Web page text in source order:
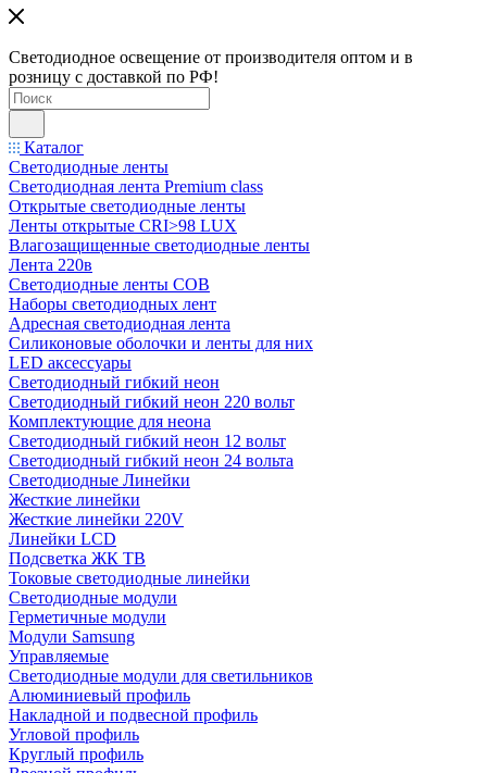
Светодиодное освещение от производителя оптом и в
розницу с доставкой по РФ!
Каталог
Светодиодные ленты
Светодиодная лента Premium class
Открытые светодиодные ленты
Ленты открытые CRI>98 LUX
Влагозащищенные светодиодные ленты
Лента 220в
Светодиодные ленты COB
Наборы светодиодных лент
Адресная светодиодная лента
Силиконовые оболочки и ленты для них
LED аксессуары
Светодиодный гибкий неон
Светодиодный гибкий неон 220 вольт
Комплектующие для неона
Светодиодный гибкий неон 12 вольт
Светодиодный гибкий неон 24 вольта
Светодиодные Линейки
Жесткие линейки
Жесткие линейки 220V
Линейки LCD
Подсветка ЖК ТВ
Токовые светодиодные линейки
Светодиодные модули
Герметичные модули
Модули Samsung
Управляемые
Светодиодные модули для светильников
Алюминиевый профиль
Накладной и подвесной профиль
Угловой профиль
Круглый профиль